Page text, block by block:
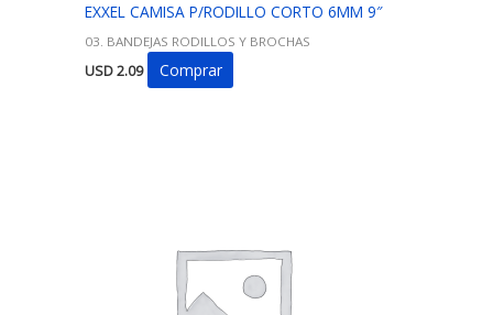
EXXEL CAMISA P/RODILLO CORTO 6MM 9″
03. BANDEJAS RODILLOS Y BROCHAS
USD2.09 Comprar